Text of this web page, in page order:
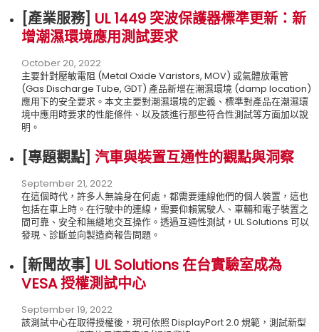
[產業服務] UL 1449 突波保護器標準更新：新
增潮濕環境應用測試要求
October 20, 2022
主要針對壓敏電阻 (Metal Oxide Varistors, MOV) 或氣體放電管
(Gas Discharge Tube, GDT) 產品新增在潮濕環境 (damp location)
應用下的安全要求。本文主要對潮濕環境的定義、標準對產品在潮濕環
境中應用時要求的性能條件、以及該進行那些符合性測試等方面加以說
明。
[專題觀點] 汽車與裝置互通性的觀點與洞察
September 21, 2022
在這個時代，許多人無論身在何處，都需要連線他們的個人裝置，這也
包括在車上時。在行駛中的連線，需要仰賴駕駛人、車輛和電子裝置之
間可靠、安全和無縫地交互操作。透過互通性測試，UL Solutions 可以
發現、診斷並向製造商報告問題。
[新聞故事] UL Solutions 在台實驗室成為
VESA 授權測試中心
September 19, 2022
該測試中心在取得授權後，現可依照 DisplayPort 2.0 規範，測試新型